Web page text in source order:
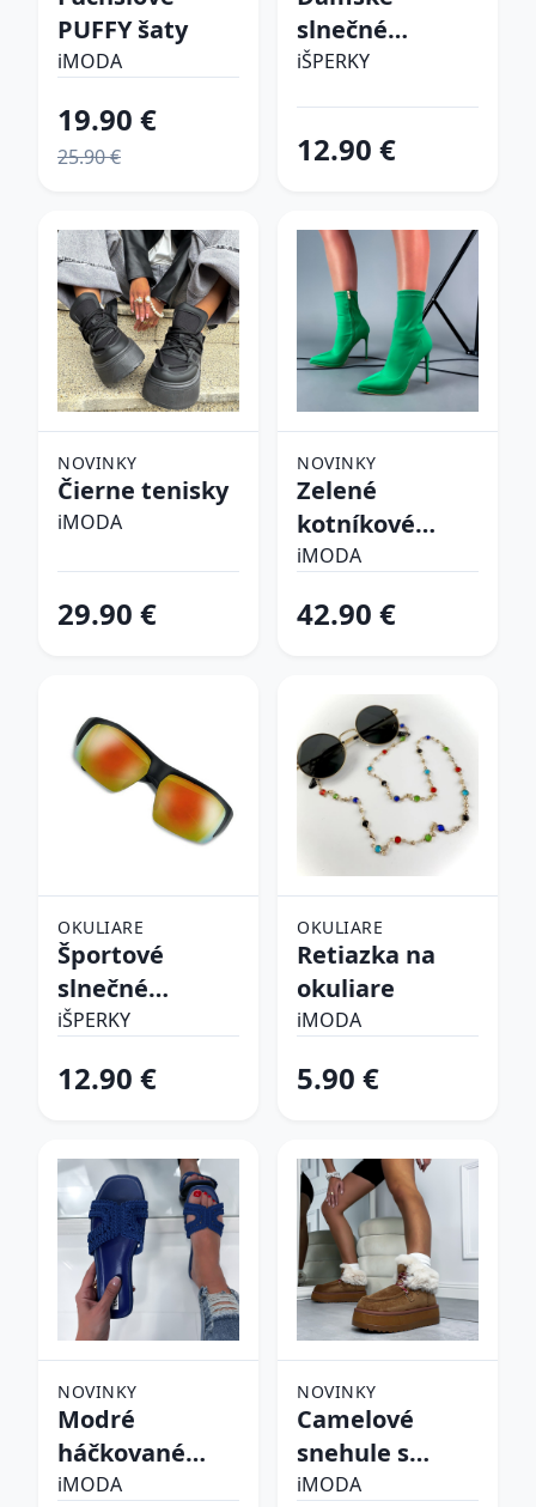
PUFFY šaty
iMODA
19.90 €
25.90 €
slnečné
okuliare
iŠPERKY
12.90 €
NOVINKY
Čierne tenisky
iMODA
29.90 €
NOVINKY
Zelené
kotníkové
čižmy
iMODA
42.90 €
OKULIARE
Športové
slnečné
okuliare
iŠPERKY
12.90 €
OKULIARE
Retiazka na
okuliare
iMODA
5.90 €
NOVINKY
Modré
háčkované
šľapky
iMODA
NOVINKY
Camelové
snehule s
kožušinou
iMODA